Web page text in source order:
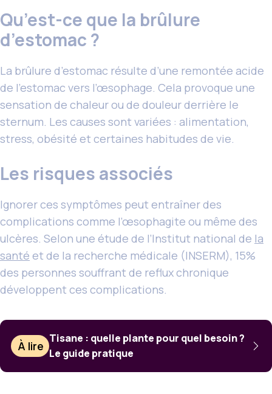
Qu’est-ce que la brûlure
d’estomac ?
La brûlure d’estomac résulte d’une remontée acide
de l’estomac vers l’œsophage. Cela provoque une
sensation de chaleur ou de douleur derrière le
sternum. Les causes sont variées : alimentation,
stress, obésité et certaines habitudes de vie.
Les risques associés
Ignorer ces symptômes peut entraîner des
complications comme l’œsophagite ou même des
ulcères. Selon une étude de l’Institut national de la
santé et de la recherche médicale (INSERM), 15%
des personnes souffrant de reflux chronique
développent ces complications.
À lire
Tisane : quelle plante pour quel besoin ?
Le guide pratique